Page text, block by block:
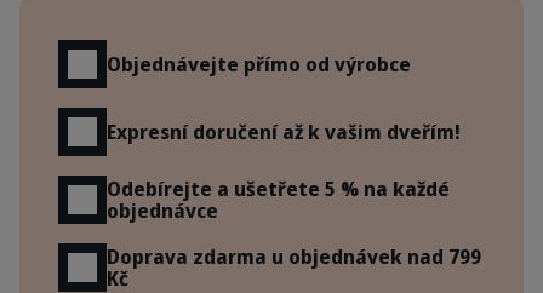
Potřebujete pomoc?
Objednávejte přímo od výrobce
Expresní doručení až k vašim dveřím!
Odebírejte a ušetřete 5 % na každé
objednávce
Doprava zdarma u objednávek nad 799
Kč